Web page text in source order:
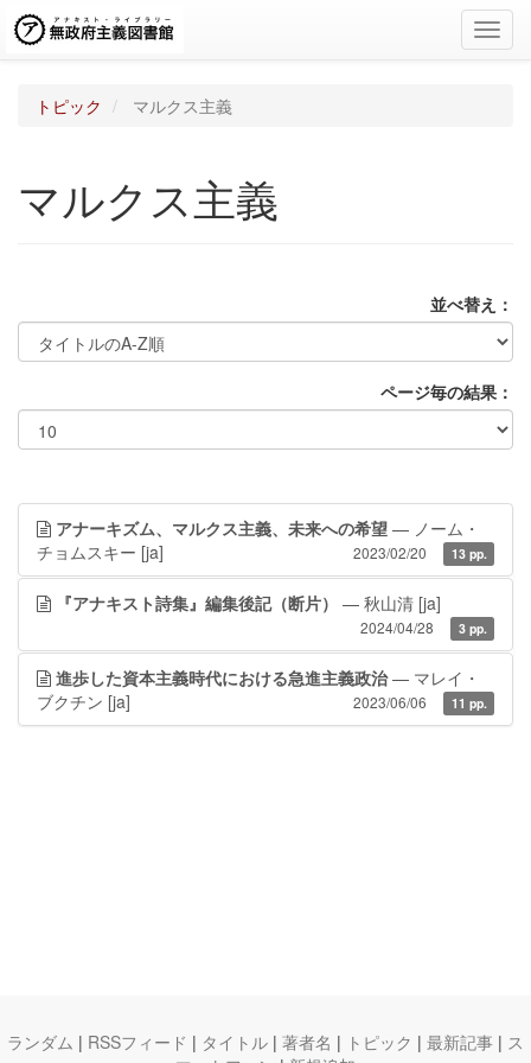
トピック マルクス主義
マルクス主義
並べ替え：
ページ毎の結果：
アナーキズム、マルクス主義、未来への希望 — ノーム・
チョムスキー [ja] 2023/02/20 13 pp.
『アナキスト詩集』編集後記（断片） — 秋山清 [ja]
2024/04/28 3 pp.
進歩した資本主義時代における急進主義政治— マレイ・
ブクチン [ja] 2023/06/06 11 pp.
ランダム | RSSフィード | タイトル | 著者名 | トピック | 最新記事 | ス